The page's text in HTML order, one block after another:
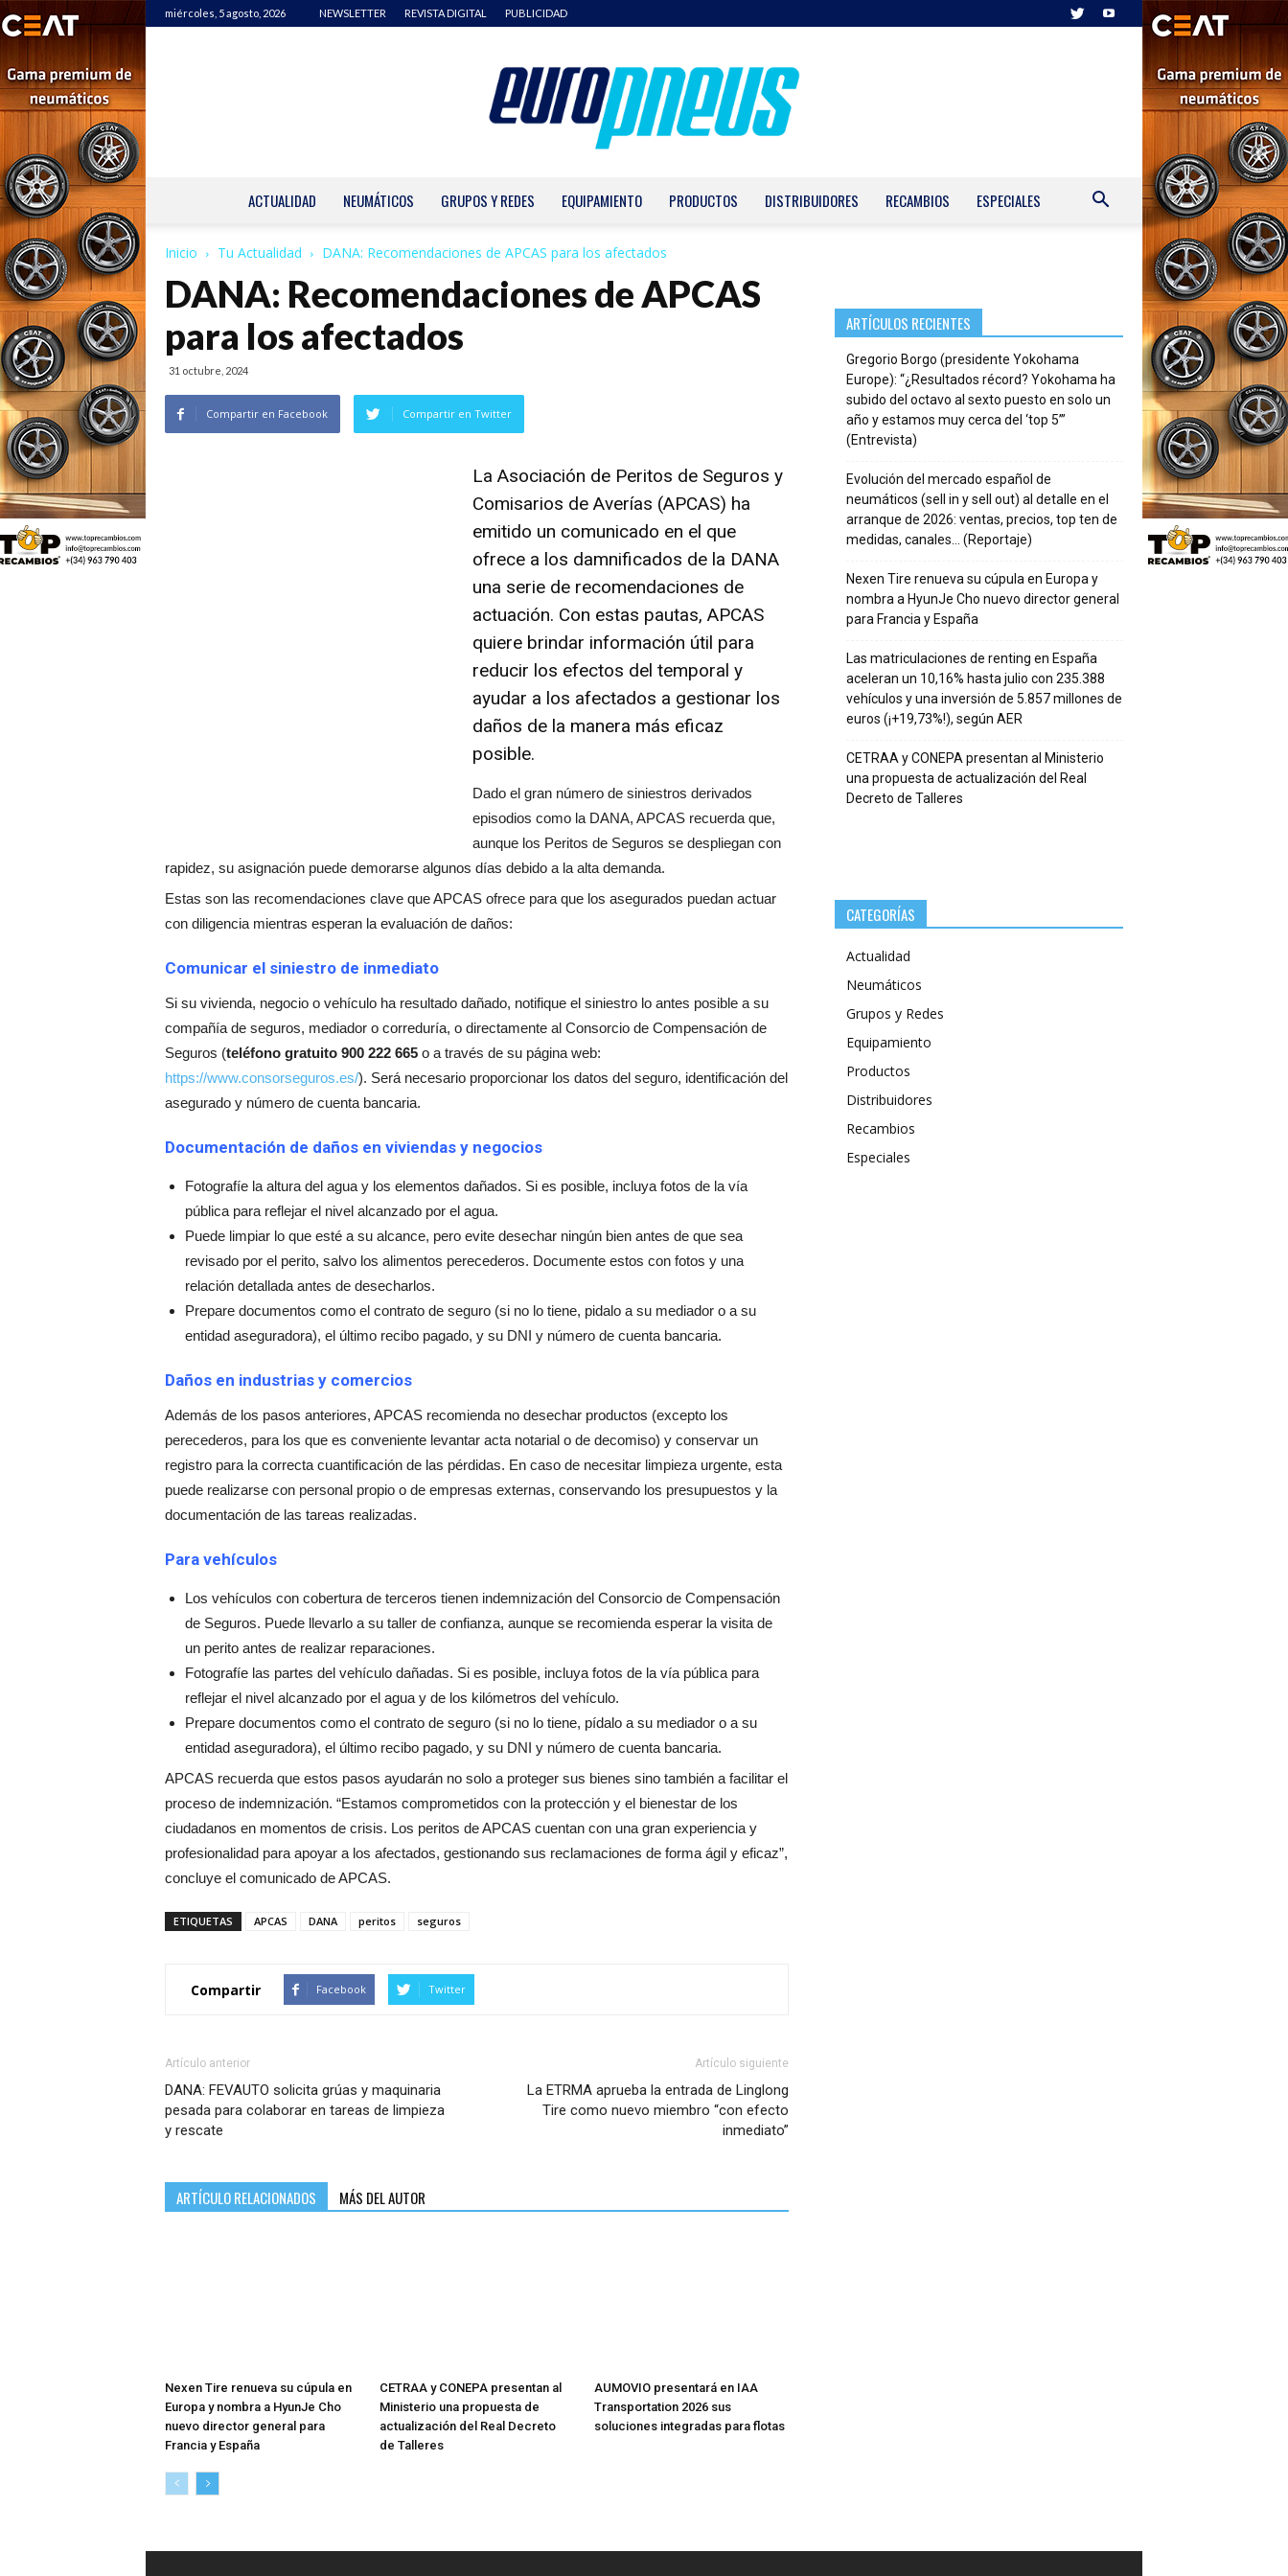
miércoles, 5 agosto, 2026 NEWSLETTER REVISTA DIGITAL PUBLICIDAD
ACTUALIDAD NEUMÁTICOS GRUPOS Y REDES EQUIPAMIENTO PRODUCTOS DISTRIBUIDORES RECAMBIOS ESPECIALES
Inicio Tu Actualidad DANA: Recomendaciones de APCAS para los afectados
DANA: Recomendaciones de APCAS
para los afectados
31 octubre, 2024
Compartir en Facebook Compartir en Twitter
La Asociación de Peritos de Seguros y
Comisarios de Averías (APCAS) ha
emitido un comunicado en el que
ofrece a los damnificados de la DANA
una serie de recomendaciones de
actuación. Con estas pautas, APCAS
quiere brindar información útil para
reducir los efectos del temporal y
ayudar a los afectados a gestionar los
daños de la manera más eficaz
posible.
Dado el gran número de siniestros derivados
episodios como la DANA, APCAS recuerda que,
aunque los Peritos de Seguros se despliegan con
rapidez, su asignación puede demorarse algunos días debido a la alta demanda.
Estas son las recomendaciones clave que APCAS ofrece para que los asegurados puedan actuar
con diligencia mientras esperan la evaluación de daños:
Comunicar el siniestro de inmediato
Si su vivienda, negocio o vehículo ha resultado dañado, notifique el siniestro lo antes posible a su
compañía de seguros, mediador o correduría, o directamente al Consorcio de Compensación de
Seguros (teléfono gratuito 900 222 665 o a través de su página web:
https://www.consorseguros.es/). Será necesario proporcionar los datos del seguro, identificación del
asegurado y número de cuenta bancaria.
Documentación de daños en viviendas y negocios
Fotografíe la altura del agua y los elementos dañados. Si es posible, incluya fotos de la vía
pública para reflejar el nivel alcanzado por el agua.
Puede limpiar lo que esté a su alcance, pero evite desechar ningún bien antes de que sea
revisado por el perito, salvo los alimentos perecederos. Documente estos con fotos y una
relación detallada antes de desecharlos.
Prepare documentos como el contrato de seguro (si no lo tiene, pidalo a su mediador o a su
entidad aseguradora), el último recibo pagado, y su DNI y número de cuenta bancaria.
Daños en industrias y comercios
Además de los pasos anteriores, APCAS recomienda no desechar productos (excepto los
perecederos, para los que es conveniente levantar acta notarial o de decomiso) y conservar un
registro para la correcta cuantificación de las pérdidas. En caso de necesitar limpieza urgente, esta
puede realizarse con personal propio o de empresas externas, conservando los presupuestos y la
documentación de las tareas realizadas.
Para vehículos
Los vehículos con cobertura de terceros tienen indemnización del Consorcio de Compensación
de Seguros. Puede llevarlo a su taller de confianza, aunque se recomienda esperar la visita de
un perito antes de realizar reparaciones.
Fotografíe las partes del vehículo dañadas. Si es posible, incluya fotos de la vía pública para
reflejar el nivel alcanzado por el agua y de los kilómetros del vehículo.
Prepare documentos como el contrato de seguro (si no lo tiene, pídalo a su mediador o a su
entidad aseguradora), el último recibo pagado, y su DNI y número de cuenta bancaria.
APCAS recuerda que estos pasos ayudarán no solo a proteger sus bienes sino también a facilitar el
proceso de indemnización. “Estamos comprometidos con la protección y el bienestar de los
ciudadanos en momentos de crisis. Los peritos de APCAS cuentan con una gran experiencia y
profesionalidad para apoyar a los afectados, gestionando sus reclamaciones de forma ágil y eficaz”,
concluye el comunicado de APCAS.
ETIQUETAS APCAS DANA peritos seguros
Compartir Facebook Twitter
Artículo anterior
DANA: FEVAUTO solicita grúas y maquinaria
pesada para colaborar en tareas de limpieza
y rescate
Artículo siguiente
La ETRMA aprueba la entrada de Linglong
Tire como nuevo miembro “con efecto
inmediato”
ARTÍCULO RELACIONADOS MÁS DEL AUTOR
Nexen Tire renueva su cúpula en
Europa y nombra a HyunJe Cho
nuevo director general para
Francia y España
CETRAA y CONEPA presentan al
Ministerio una propuesta de
actualización del Real Decreto
de Talleres
AUMOVIO presentará en IAA
Transportation 2026 sus
soluciones integradas para flotas
ARTÍCULOS RECIENTES
Gregorio Borgo (presidente Yokohama
Europe): “¿Resultados récord? Yokohama ha
subido del octavo al sexto puesto en solo un
año y estamos muy cerca del ‘top 5’”
(Entrevista)
Evolución del mercado español de
neumáticos (sell in y sell out) al detalle en el
arranque de 2026: ventas, precios, top ten de
medidas, canales… (Reportaje)
Nexen Tire renueva su cúpula en Europa y
nombra a HyunJe Cho nuevo director general
para Francia y España
Las matriculaciones de renting en España
aceleran un 10,16% hasta julio con 235.388
vehículos y una inversión de 5.857 millones de
euros (¡+19,73%!), según AER
CETRAA y CONEPA presentan al Ministerio
una propuesta de actualización del Real
Decreto de Talleres
CATEGORÍAS
Actualidad
Neumáticos
Grupos y Redes
Equipamiento
Productos
Distribuidores
Recambios
Especiales